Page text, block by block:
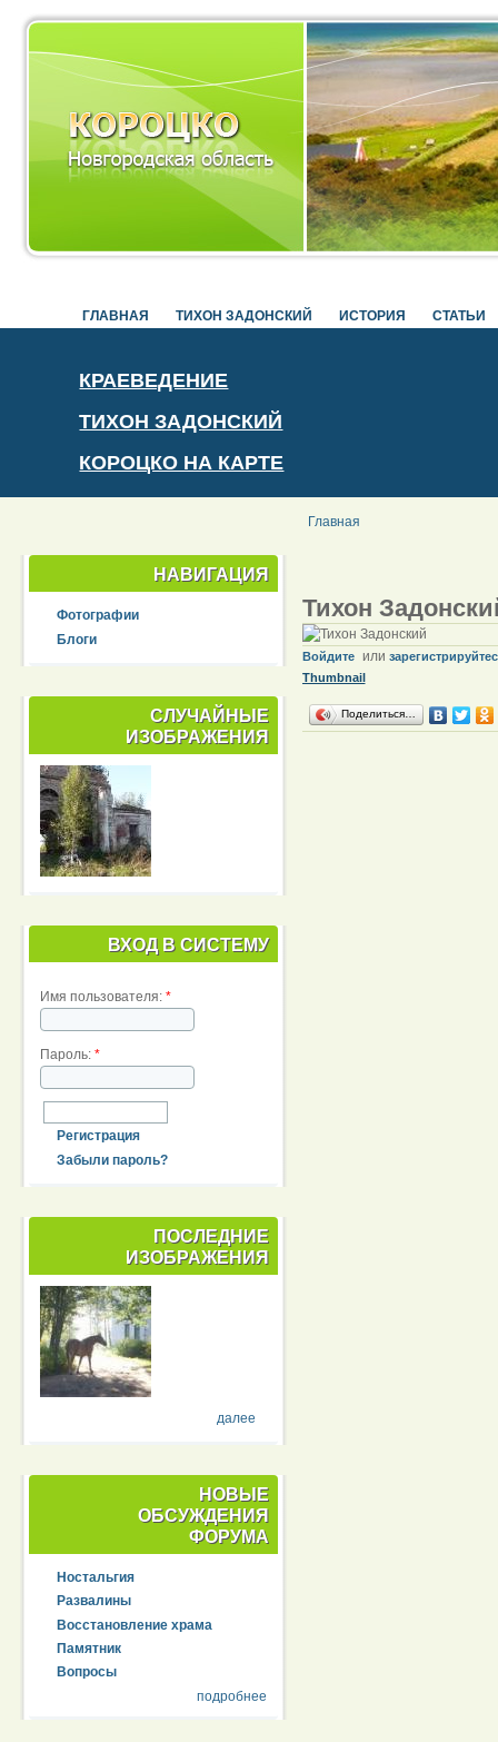
ГЛАВНАЯ ТИХОН ЗАДОНСКИЙ ИСТОРИЯ СТАТЬИ
КРАЕВЕДЕНИЕ
ТИХОН ЗАДОНСКИЙ
КОРОЦКО НА КАРТЕ
Главная
НАВИГАЦИЯ
Фотографии
Блоги
СЛУЧАЙНЫЕ
ИЗОБРАЖЕНИЯ
ВХОД В СИСТЕМУ
Имя пользователя: *
Пароль: *
Регистрация
Забыли пароль?
ПОСЛЕДНИЕ
ИЗОБРАЖЕНИЯ
далее
НОВЫЕ
ОБСУЖДЕНИЯ
ФОРУМА
Ностальгия
Развалины
Восстановление храма
Памятник
Вопросы
подробнее
Тихон
Войдите или
Thumbnail
Поделиться…